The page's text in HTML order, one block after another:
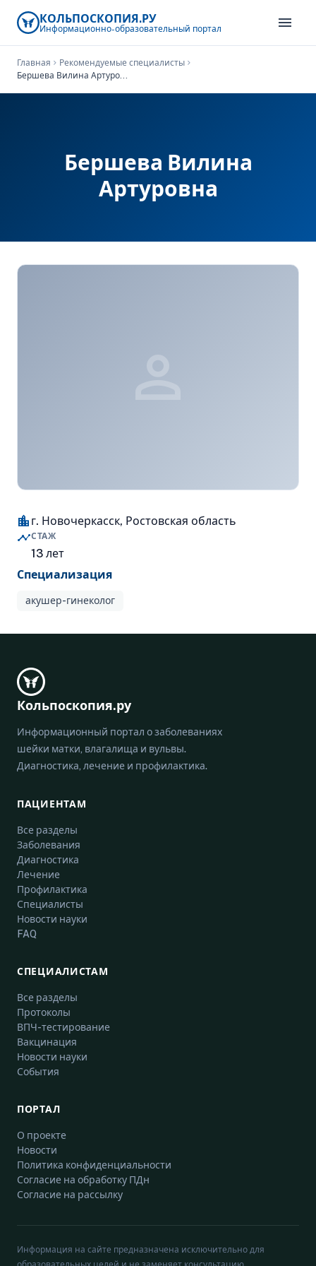
КОЛЬПОСКОПИЯ.РУ
Информационно-образовательный портал menu
Главная chevron_right Рекомендуемые специалисты chevron_right
Бершева Вилина Артуровна
Бершева Вилина
Артуровна
person
location_city г. Новочеркасск, Ростовская область
timelineСТАЖ
13 лет
Специализация
акушер-гинеколог
Кольпоскопия.ру
Информационный портал о заболеваниях
шейки матки, влагалища и вульвы.
Диагностика, лечение и профилактика.
ПАЦИЕНТАМ
Все разделы
Заболевания
Диагностика
Лечение
Профилактика
Специалисты
Новости науки
FAQ
СПЕЦИАЛИСТАМ
Все разделы
Протоколы
ВПЧ-тестирование
Вакцинация
Новости науки
События
ПОРТАЛ
О проекте
Новости
Политика конфиденциальности
Согласие на обработку ПДн
Согласие на рассылку
Информация на сайте предназначена исключительно для